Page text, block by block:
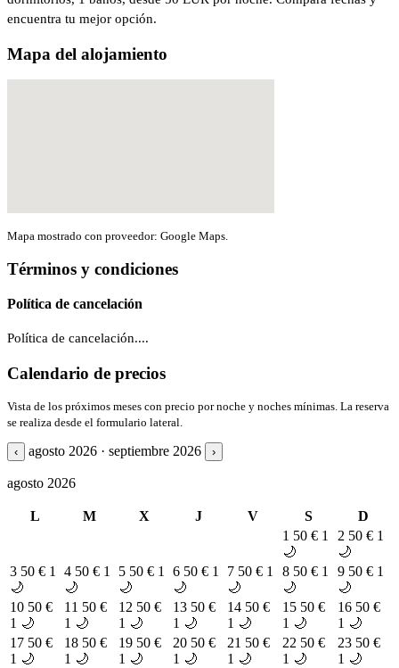
encuentra tu mejor opción.
Mapa del alojamiento
Mapa mostrado con proveedor: Google Maps.
Términos y condiciones
Política de cancelación
Política de cancelación....
Calendario de precios
Vista de los próximos meses con precio por noche y noches mínimas. La reserva
se realiza desde el formulario lateral.
‹ agosto 2026 · septiembre 2026 ›
agosto 2026
L M X J V S
D
1 50 € 1
🌙
2 50 € 1
🌙
3 50 € 1
🌙
4 50 € 1
🌙
5 50 € 1
🌙
6 50 € 1
🌙
7 50 € 1
🌙
8 50 € 1
🌙
9 50 € 1
🌙
10 50 €
1 🌙
11 50 €
1 🌙
12 50 €
1 🌙
13 50 €
1 🌙
14 50 €
1 🌙
15 50 €
1 🌙
16 50 €
1 🌙
17 50 €
1 🌙
18 50 €
1 🌙
19 50 €
1 🌙
20 50 €
1 🌙
21 50 €
1 🌙
22 50 €
1 🌙
23 50 €
1 🌙